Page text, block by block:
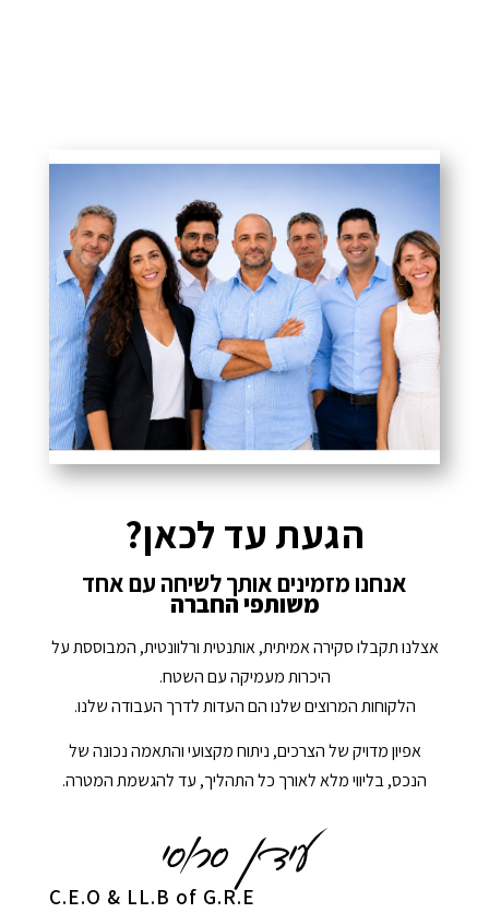
הגעת עד לכאן?
אנחנו מזמינים אותך לשיחה עם אחד
משותפי החברה
אצלנו תקבלו סקירה אמיתית, אותנטית ורלוונטית, המבוססת על
היכרות מעמיקה עם השטח.
הלקוחות המרוצים שלנו הם העדות לדרך העבודה שלנו.
אפיון מדויק של הצרכים, ניתוח מקצועי והתאמה נכונה של
הנכס, בליווי מלא לאורך כל התהליך, עד להגשמת המטרה.
C.E.O & LL.B of G.R.E